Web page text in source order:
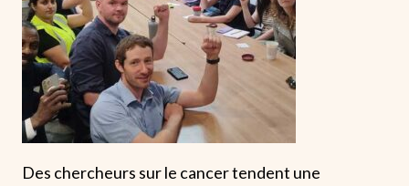
Des chercheurs sur le cancer tendent une